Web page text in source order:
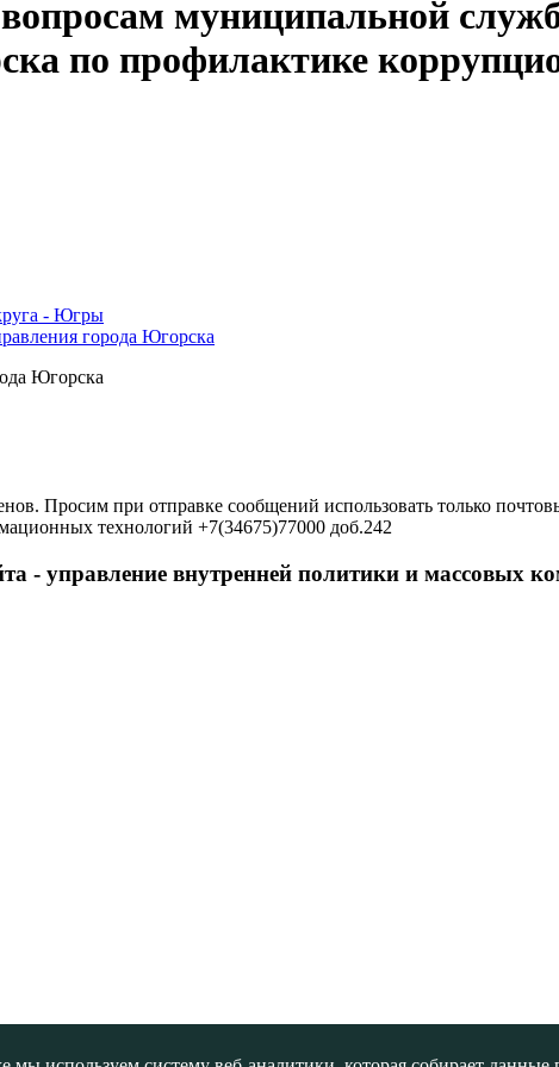
муниципальной
по профилактике
- Югры
города Югорска
Югорска
Просим при отправке сообщений использовать только
технологий +7(34675)77000 доб.242
- управление внутренней политики и массовых